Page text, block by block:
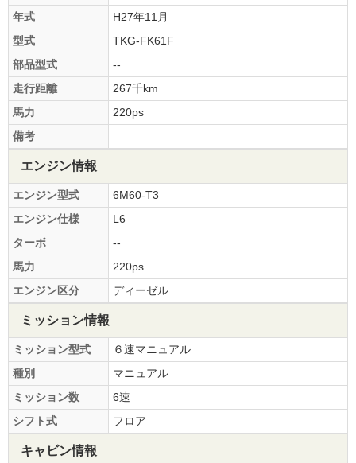
年式
H27年11月
型式
TKG-FK61F
部品型式
--
走行距離
267千km
馬力
220ps
備考
エンジン情報
エンジン型式
6M60-T3
エンジン仕様
L6
ターボ
--
馬力
220ps
エンジン区分
ディーゼル
ミッション情報
ミッション型式
６速マニュアル
種別
マニュアル
ミッション数
6速
シフト式
フロア
キャビン情報